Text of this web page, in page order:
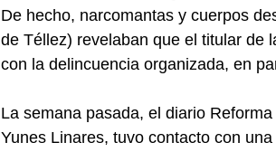
De hecho, narcomantas y cuerpos
de Téllez) revelaban que el titular de
con la delincuencia organizada, en
La semana pasada, el diario
Yunes Linares, tuvo contacto con